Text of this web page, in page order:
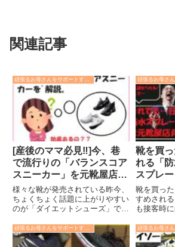
関連記事
[産後のママ必見‼]今、巷
で流行りの「バランスコア
スニーカー」を元靴屋店員
が解説…痩せるの？効果
は？
様々な靴が発売されている昨今、
ちょくちょく話題に上がりやすい
のが「ダイエットシューズ」では
エットシューズをこのサイトでは
紹介してきましたが、最近また話
靴を買
れる「
スプレ
靴を買っ
すめされ
も接客時
靴を購入
本当に必